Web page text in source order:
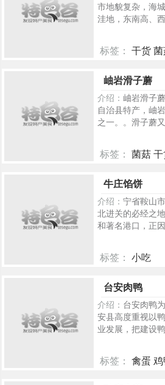
市地貌复杂，海
洼地，东南高、
标签： 干货
岫岩滑子蘑
介绍： 岫岩滑子
自治县特产，岫
之一。。滑子蘑
标签： 菌菇 干
牛庄馅饼
介绍： 宁省鞍山
北进关的必经之
和著名港口，正
标签： 小吃
台安肉鸭
介绍： 台安肉鸭
安县高度重视以
业发展，把建设
标签： 禽蛋 鸡